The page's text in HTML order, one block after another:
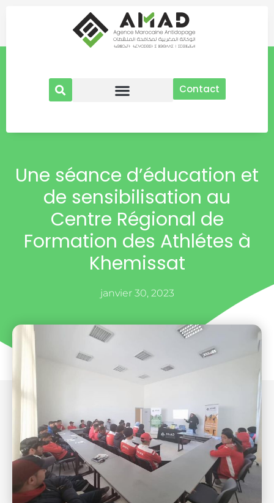
Contact
Une séance d’éducation et
de sensibilisation au
Centre Régional de
Formation des Athlétes à
Khemissat
janvier 30, 2023